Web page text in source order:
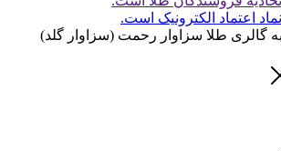
گالری طلا سزاوار رحمت (سزاوار گلد)